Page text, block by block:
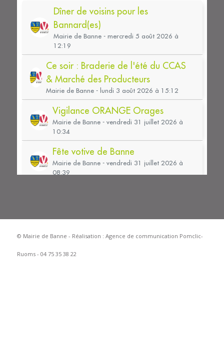
© Mairie de Banne - Réalisation : Agence de communication Pomclic-
Ruoms - 04 75 35 38 22